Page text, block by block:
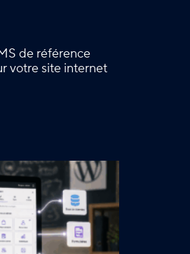
de référence
votre site internet